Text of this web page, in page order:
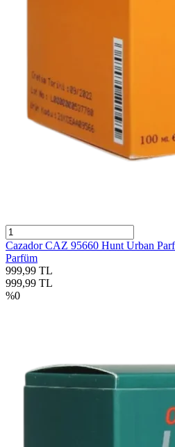
Cazador CAZ 95660 Hunt Urban
Parfüm
999,99 TL
999,99 TL
%0